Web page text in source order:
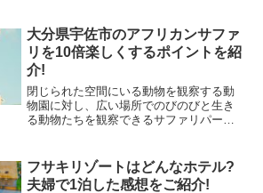
客に繋がらず、長い間なかなか人気が出
ない状況にありました。ど...
大分県宇佐市のアフリカンサファ
リを10倍楽しくするポイントを紹
介!
閉じられた空間にいる動物を観察する動
物園に対し、広い場所でのびのびと生き
る動物たちを観察できるサファリパー
点のサービスが楽しめます。ジャングル
バスに乗ってみるだけでもワ...
フサキリゾートはどんなホテル?
夫婦で1泊した感想をご紹介!